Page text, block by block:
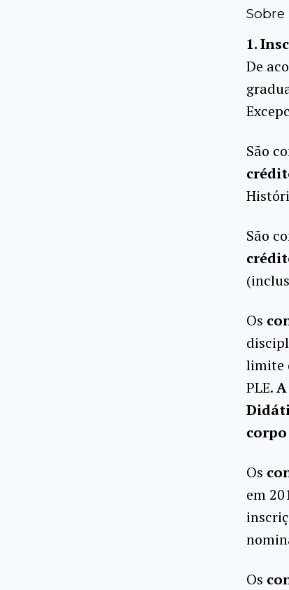
Sobre
1.
De
São
São
Os
limite
PLE.
Os
em
Os